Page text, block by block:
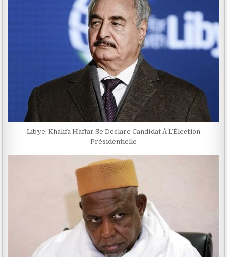
Libye: Khalifa Haftar Se Déclare Candidat À L’Élection
Présidentielle